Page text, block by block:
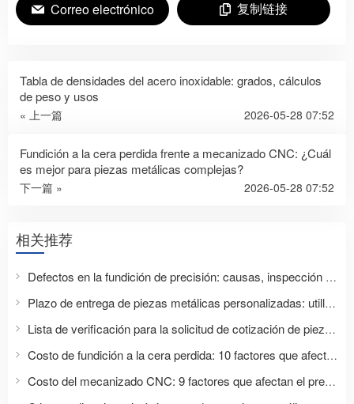
Correo electrónico 复制链接
Tabla de densidades del acero inoxidable: grados, cálculos
de peso y usos
« 上一篇 2026-05-28 07:52
Fundición a la cera perdida frente a mecanizado CNC: ¿Cuál
es mejor para piezas metálicas complejas?
下一篇 » 2026-05-28 07:52
相关推荐
Defectos en la fundición de precisión: causas, inspección y prevención
Plazo de entrega de piezas metálicas personalizadas: utillaje, muestras, producción y entrega.
Lista de verificación para la solicitud de cotización de piezas metálicas: qué deben enviar los compradores para obtener una cotización precisa.
Costo de fundición a la cera perdida: 10 factores que afectan su cotización
Costo del mecanizado CNC: 9 factores que afectan el presupuesto de su pieza personalizada.